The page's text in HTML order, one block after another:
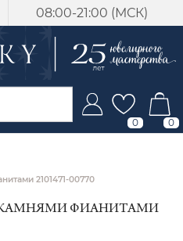
08:00-21:00 (МСК)
0 0
2101471-00770
КАМНЯМИ ФИАНИТАМИ
с